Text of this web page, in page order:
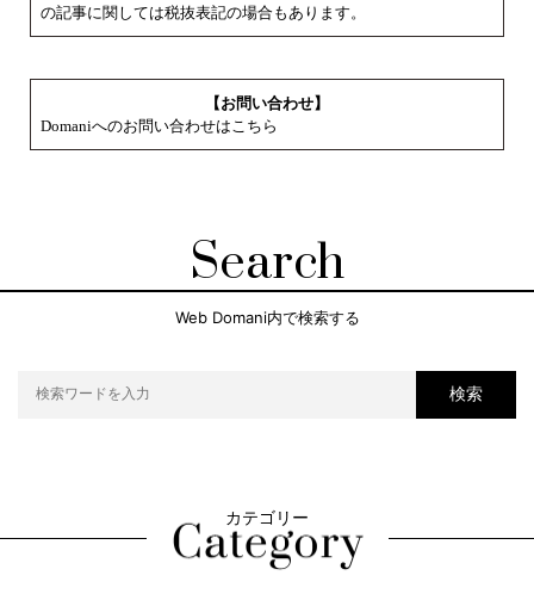
の記事に関しては税抜表記の場合もあります。
【お問い合わせ】
Domaniへのお問い合わせはこちら
Search
Web Domani内で検索する
検索
カテゴリー